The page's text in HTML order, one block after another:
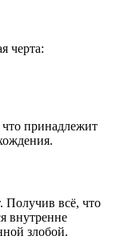
черта:
принадлежит
Получив всё, что
внутренне
злобой.